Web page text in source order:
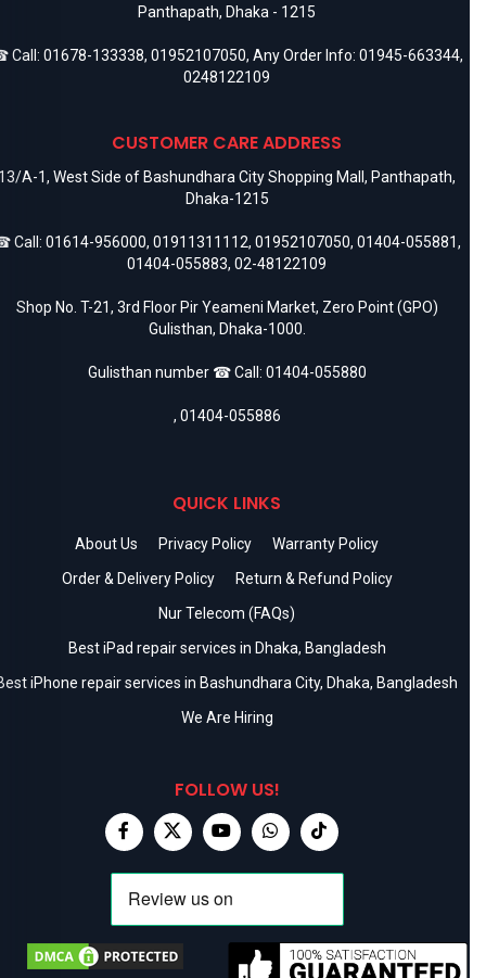
Panthapath, Dhaka - 1215
Call: 01678-133338, 01952107050, Any Order Info: 01945-663344,
0248122109
CUSTOMER CARE ADDRESS
A-1, West Side of Bashundhara City Shopping Mall, Panthapath,
Dhaka-1215
Call: 01614-956000, 01911311112, 01952107050, 01404-055881,
01404-055883, 02-48122109
Shop No. T-21, 3rd Floor Pir Yeameni Market, Zero Point (GPO)
Gulisthan, Dhaka-1000.
Gulisthan number ☎ Call: 01404-055880
, 01404-055886
QUICK LINKS
About Us Privacy Policy
Warranty Policy
Order & Delivery Policy
Return & Refund Policy
Nur Telecom (FAQs)
Best iPad repair services in Dhaka, Bangladesh
iPhone repair services in Bashundhara City, Dhaka, Bangladesh
We Are Hiring
FOLLOW US!